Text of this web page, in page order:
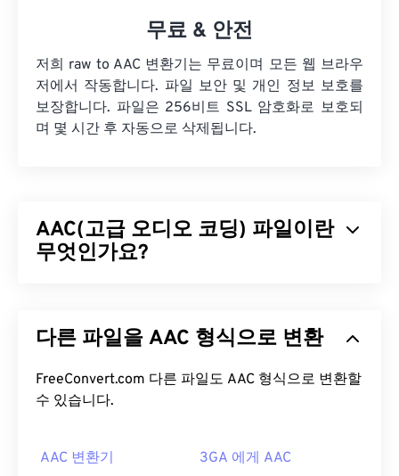
무료 & 안전
저희 raw to AAC 변환기는 무료이며 모든 웹 브라우
저에서 작동합니다. 파일 보안 및 개인 정보 보호를
보장합니다. 파일은 256비트 SSL 암호화로 보호되
며 몇 시간 후 자동으로 삭제됩니다.
AAC(고급 오디오 코딩) 파일이란
무엇인가요?
주로 디지털 TV, 디지털 라디오, 인터넷 스트리밍에
의 표준 오디오 형식입니다.ISO/IEC는 AAC코덱
을 MP3의 개선된 코덱으로 지정했는데, 파일 크기
다른 파일을 AAC 형식으로 변환
FreeConvert.com 다른 파일도 AAC 형식으로 변환할
수 있습니다.
AAC 변환기 3GA 에게 AAC